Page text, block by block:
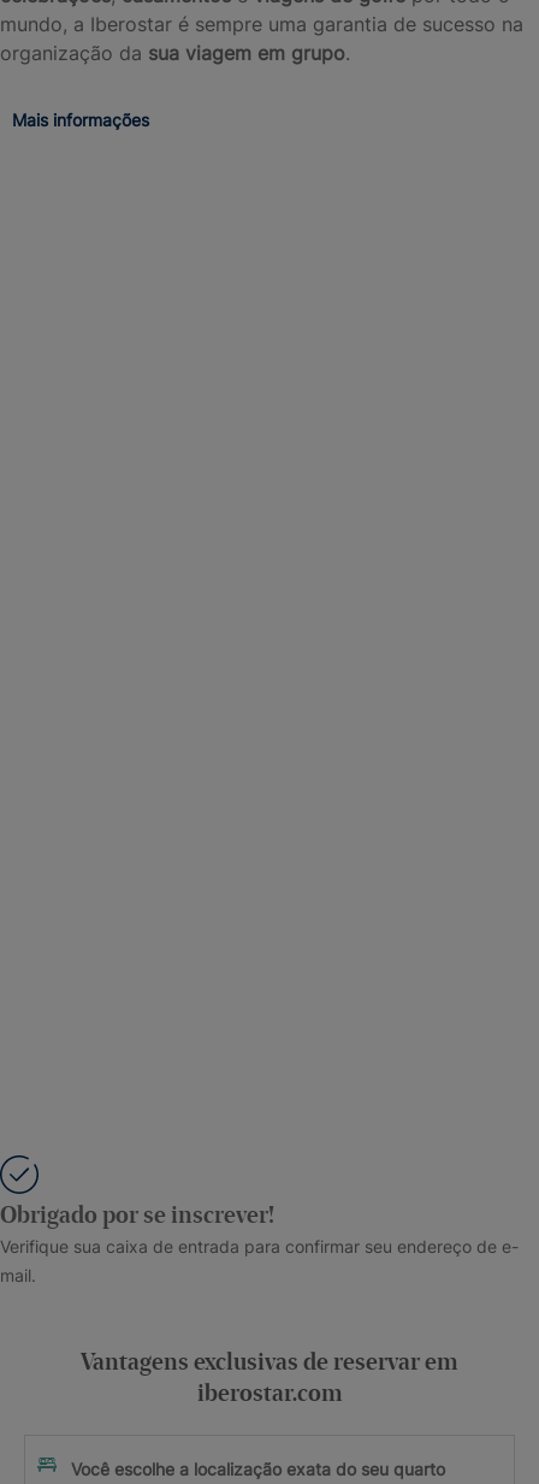
mundo, a Iberostar é sempre uma garantia de sucesso na
organização da sua viagem em grupo.
Mais informações
Obrigado por se inscrever!
Verifique sua caixa de entrada para confirmar seu endereço de e-
mail.
Vantagens exclusivas de reservar em
iberostar.com
Você escolhe a localização exata do seu quarto